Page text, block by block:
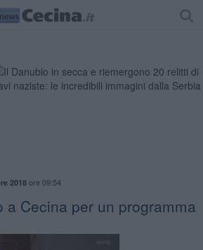
2018ore 09:54
a Cecina per un programma